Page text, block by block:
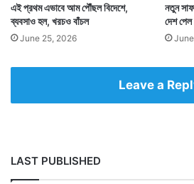
এই প্রথম এভাবে আম পৌঁছল বিদেশে,
ব্যবসাও হল, খরচও বাঁচল
June 25, 2026
নতুন
দেশ পেল
Leave a
LAST PUBLISHED